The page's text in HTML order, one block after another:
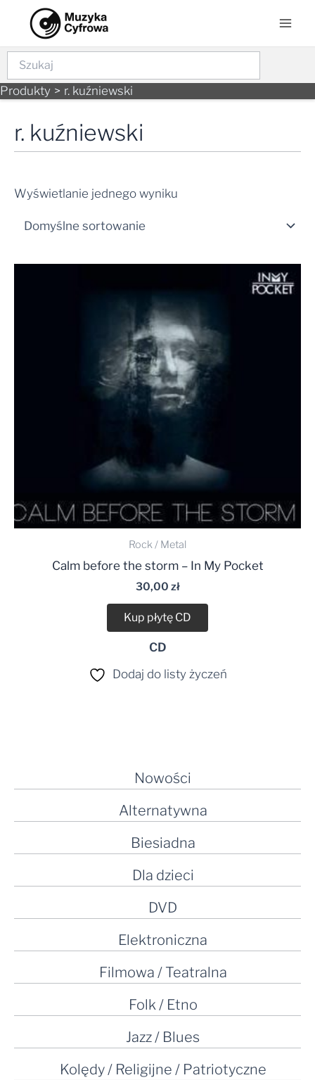
content
Szukaj
Produkty r. kuźniewski
Nowości
Alternatywna
Biesiadna
Dla dzieci
DVD
Elektroniczna
Filmowa / Teatralna
Folk / Etno
Jazz / Blues
Kolędy / Religijne / Patriotyczne
r. kuźniewski
Wyświetlanie jednego wyniku
Rock / Metal
Calm before the storm – In My Pocket
30,00 zł
Kup płytę CD
CD
Dodaj do listy życzeń